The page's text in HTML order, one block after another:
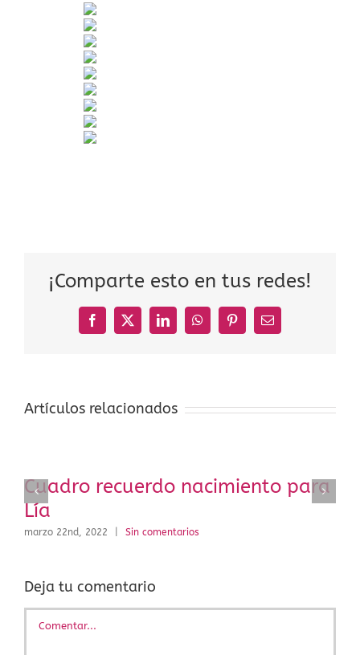
¡Comparte esto en tus redes!
Facebook
X LinkedInWhatsAppPinterestCorreo
Artículos relacionados
Cuadro recuerdo nacimiento para
Lía
marzo 22nd, 2022 Sin comentarios
Deja tu comentario